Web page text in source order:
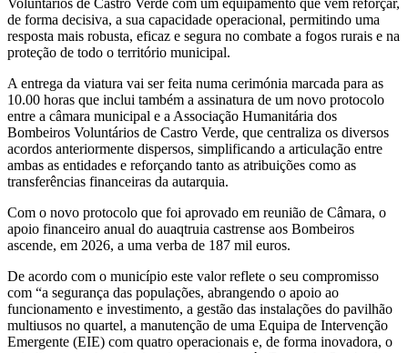
Voluntários de Castro Verde com um equipamento que vem reforçar,
de forma decisiva, a sua capacidade operacional, permitindo uma
resposta mais robusta, eficaz e segura no combate a fogos rurais e na
proteção de todo o território municipal.
A entrega da viatura vai ser feita numa cerimónia marcada para as
10.00 horas que inclui também a assinatura de um novo protocolo
entre a câmara municipal e a Associação Humanitária dos
Bombeiros Voluntários de Castro Verde, que centraliza os diversos
acordos anteriormente dispersos, simplificando a articulação entre
ambas as entidades e reforçando tanto as atribuições como as
transferências financeiras da autarquia.
Com o novo protocolo que foi aprovado em reunião de Câmara, o
apoio financeiro anual do auaqtruia castrense aos Bombeiros
ascende, em 2026, a uma verba de 187 mil euros.
De acordo com o município este valor reflete o seu compromisso
com “a segurança das populações, abrangendo o apoio ao
funcionamento e investimento, a gestão das instalações do pavilhão
multiusos no quartel, a manutenção de uma Equipa de Intervenção
Emergente (EIE) com quatro operacionais e, de forma inovadora, o